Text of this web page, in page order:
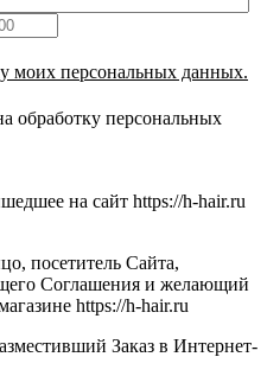
моих персональных данных.
обработку персональных
на сайт https://h-hair.ru
посетитель Сайта,
Соглашения и желающий
https://h-hair.ru
Заказ в Интернет-